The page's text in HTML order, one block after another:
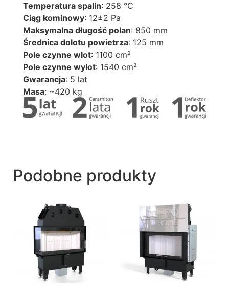
Temperatura spalin: 258 °C
Ciąg kominowy: 12±2 Pa
Maksymalna długość polan: 850 mm
Średnica dolotu powietrza: 125 mm
Pole czynne wlot: 1100 cm²
Pole czynne wylot: 1540 cm²
Gwarancja: 5 lat
Masa: ~420 kg
Podobne produkty